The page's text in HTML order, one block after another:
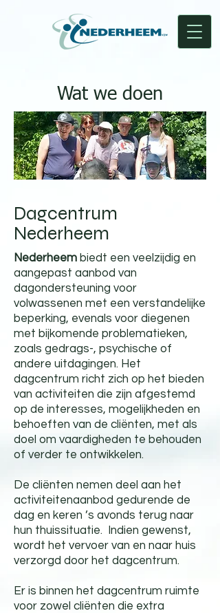
Wat we doen
Dagcentrum
Nederheem
Nederheem biedt een veelzijdig en
aangepast aanbod van
dagondersteuning voor
volwassenen met een verstandelijke
beperking, evenals voor diegenen
met bijkomende problematieken,
zoals gedrags-, psychische of
andere uitdagingen. Het
dagcentrum richt zich op het bieden
van activiteiten die zijn afgestemd
op de interesses, mogelijkheden en
behoeften van de cliënten, met als
doel om vaardigheden te behouden
of verder te ontwikkelen.
De cliënten nemen deel aan het
activiteitenaanbod gedurende de
dag en keren ’s avonds terug naar
hun thuissituatie. Indien gewenst,
wordt het vervoer van en naar huis
verzorgd door het dagcentrum.
Er is binnen het dagcentrum ruimte
voor zowel cliënten die extra